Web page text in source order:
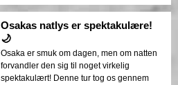
Osakas natlys er spektakulære!
🌙
Osaka er smuk om dagen, men om natten
forvandler den sig til noget virkelig
spektakulært! Denne tur tog os gennem